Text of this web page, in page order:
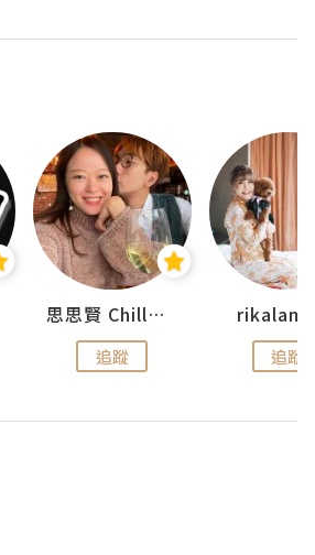
思思賢 ChillMyBabe
追蹤 追蹤